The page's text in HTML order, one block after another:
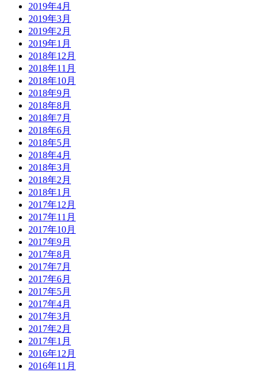
2019年4月
2019年3月
2019年2月
2019年1月
2018年12月
2018年11月
2018年10月
2018年9月
2018年8月
2018年7月
2018年6月
2018年5月
2018年4月
2018年3月
2018年2月
2018年1月
2017年12月
2017年11月
2017年10月
2017年9月
2017年8月
2017年7月
2017年6月
2017年5月
2017年4月
2017年3月
2017年2月
2017年1月
2016年12月
2016年11月